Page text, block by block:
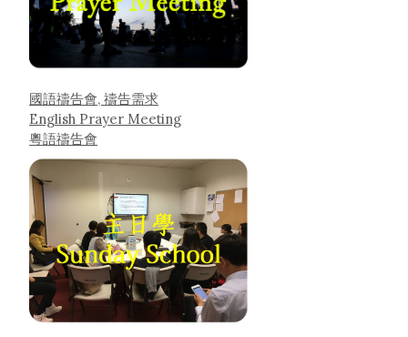
國語禱告會, 禱告需求
English Prayer Meeting
粵語禱告會